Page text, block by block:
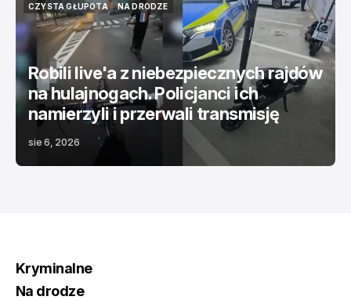
CZYSTA GŁUPOTA
CZYSTA GŁUPOTA
NA DRODZE
NA DRODZE
Robili live'a z niebezpiecznych rajdów
na hulajnogach. Policjanci ich
namierzyli i przerwali transmisję
sie 6, 2026
Kryminalne
Na drodze